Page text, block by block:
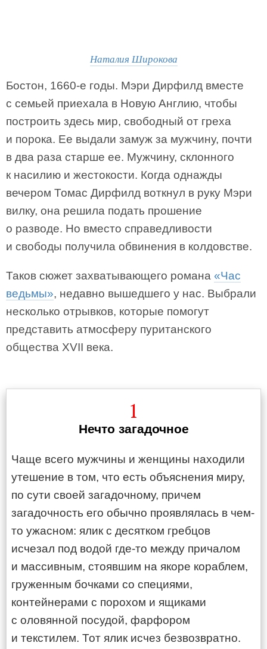
Наталия Широкова
Бостон, 1660-е годы. Мэри Дирфилд вместе
с семьей приехала в Новую Англию, чтобы
построить здесь мир, свободный от греха
и порока. Ее выдали замуж за мужчину, почти
в два раза старше ее. Мужчину, склонного
к насилию и жестокости. Когда однажды
вечером Томас Дирфилд воткнул в руку Мэри
вилку, она решила подать прошение
о разводе. Но вместо справедливости
и свободы получила обвинения в колдовстве.
Таков сюжет захватывающего романа «Час
ведьмы», недавно вышедшего у нас. Выбрали
несколько отрывков, которые помогут
представить атмосферу пуританского
общества XVII века.
1
Нечто загадочное
Чаще всего мужчины и женщины находили
утешение в том, что есть объяснения миру,
по сути своей загадочному, причем
загадочность его обычно проявлялась в чем-
то ужасном: ялик с десятком гребцов
исчезал под водой где-то между причалом
и массивным, стоявшим на якоре кораблем,
груженным бочками со специями,
контейнерами с порохом и ящиками
с оловянной посудой, фарфором
и текстилем. Тот ялик исчез безвозвратно.